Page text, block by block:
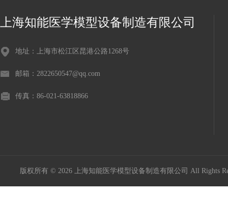
上海知能医学模型设备制造有限公司
地址：上海市松江区昆港公路1268号
邮箱：2822650547@qq.com
传真：86-021-63818866
版权所有 © 2026 上海知能医学模型设备制造有限公司 All